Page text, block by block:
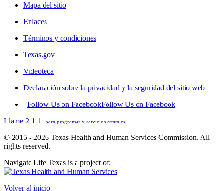
Mapa del sitio
Enlaces
Términos y condiciones
Texas.gov
Videoteca
Declaración sobre la privacidad y la seguridad del sitio web
Follow Us on FacebookFollow Us on Facebook
Llame 2-1-1
para programas y servicios estatales
© 2015 - 2026 Texas Health and Human Services Commission. All
rights reserved.
Navigate Life Texas is a project of:
Volver al inicio